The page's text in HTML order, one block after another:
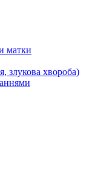
матки
злукова хвороба)